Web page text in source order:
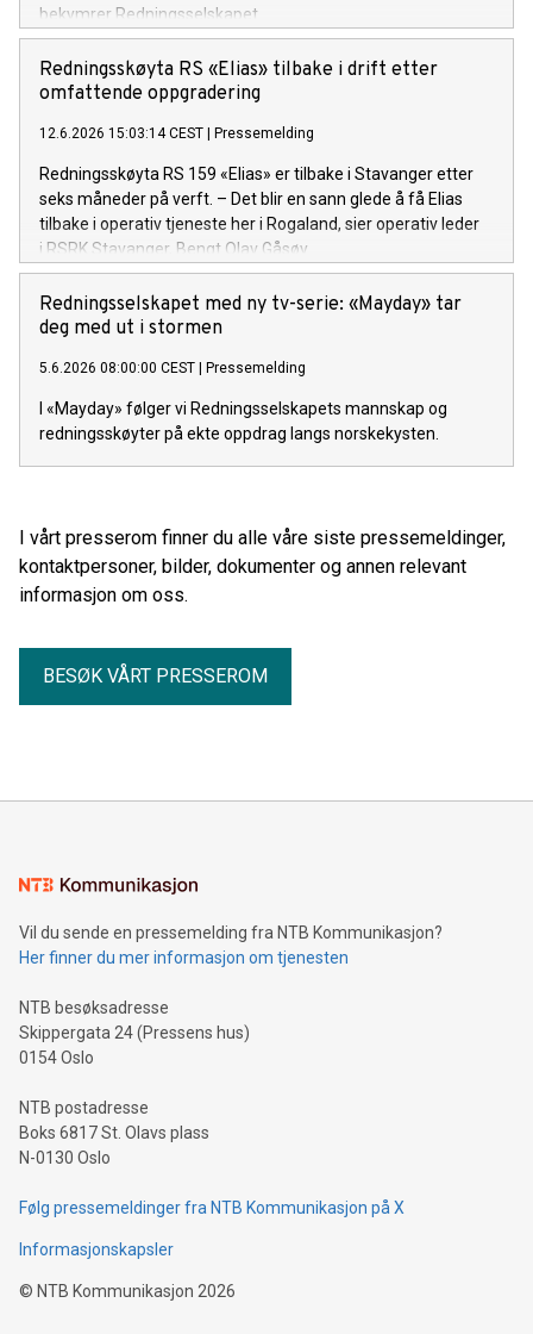
bekymrer Redningsselskapet.
Redningsskøyta RS «Elias» tilbake i drift etter
omfattende oppgradering
12.6.2026 15:03:14 CEST Pressemelding
Redningsskøyta RS 159 «Elias» er tilbake i Stavanger etter
seks måneder på verft. – Det blir en sann glede å få Elias
tilbake i operativ tjeneste her i Rogaland, sier operativ leder
i RSRK Stavanger, Bengt Olav Gåsøy.
Redningsselskapet med ny tv-serie: «Mayday» tar
deg med ut i stormen
5.6.2026 08:00:00 CEST Pressemelding
I «Mayday» følger vi Redningsselskapets mannskap og
redningsskøyter på ekte oppdrag langs norskekysten.
I vårt presserom finner du alle våre siste pressemeldinger,
kontaktpersoner, bilder, dokumenter og annen relevant
informasjon om oss.
BESØK VÅRT PRESSEROM
Vil du sende en pressemelding fra NTB Kommunikasjon?
Her finner du mer informasjon om tjenesten
NTB besøksadresse
Skippergata 24 (Pressens hus)
0154 Oslo
NTB postadresse
Boks 6817 St. Olavs plass
N-0130 Oslo
Følg pressemeldinger fra NTB Kommunikasjon på X
Informasjonskapsler
© NTB Kommunikasjon 2026